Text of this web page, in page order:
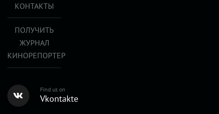
КОНТАКТЫ
ПОЛУЧИТЬ
ЖУРНАЛ
КИНОРЕПОРТЕР
Find us on
Vkontakte